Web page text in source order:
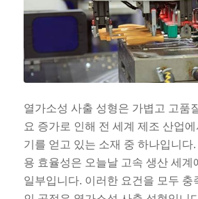
열가소성 사출 성형은 가볍고 고품
요 증가로 인해 전 세계 제조 산업에
기를 얻고 있는 소재 중 하나입니다.
용 효율성은 오늘날 고속 생산 세계
일부입니다. 이러한 요건을 모두 충